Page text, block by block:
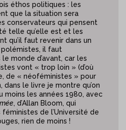
éthos politiques : les
que la situation sera
conservateurs qui pensent
telle qu’elle est et les
qu’il faut revenir dans un
polémistes, il faut
monde d’avant, car les
vont « trop loin » (d’où
de « néoféministes » pour
dans le livre je montre qu’on
moins les années 1980, avec
, d’Allan Bloom, qui
de l’Université de
rien de moins !